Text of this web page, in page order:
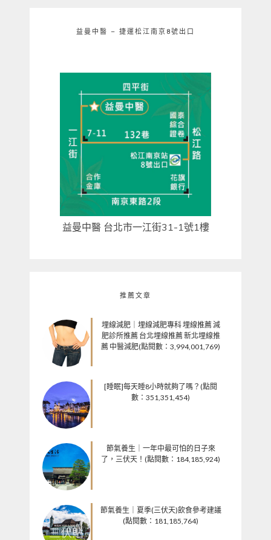
益曼中醫 – 捷運松江南京8號出口
益曼中醫 台北市一江街31-1號1樓
推薦文章
埋線減肥｜埋線減肥專科 埋線推薦 減
肥診所推薦 台北埋線推薦 新北埋線推
薦 中醫減肥(點閱數：3,994,001,769)
[睡眠]每天睡8小時就夠了嗎？(點閱
數：351,351,454)
節氣養生｜一年中最可怕的日子來
了，三伏天！(點閱數：184,185,924)
節氣養生｜夏季(三伏天)飲食參考建議
(點閱數：181,185,764)